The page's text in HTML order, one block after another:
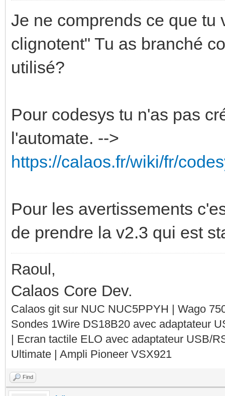
Je ne comprends ce que tu
clignotent" Tu as branché
utilisé?
Pour codesys tu n'as pas
l'automate. -->
https://calaos.fr/wiki/fr/
Pour les avertissements
de prendre la v2.3 qui est
Raoul,
Calaos Core Dev.
Calaos git sur NUC NUC5PPYH | Wago
Sondes 1Wire DS18B20 avec adaptateur
| Ecran tactile ELO avec adaptateur USB/
Ultimate | Ampli Pioneer VSX921
Find